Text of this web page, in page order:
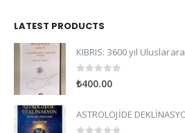
LATEST PRODUCTS
KIBRIS: 3600 yıl
0 out of 5
₺400.00
ASTROLOJİDE